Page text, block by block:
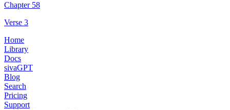
Chapter 58
Verse 3
Home
Library
Docs
sivaGPT
Blog
Search
Pricing
Support